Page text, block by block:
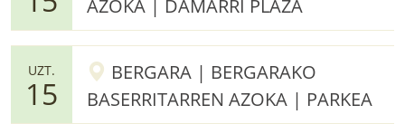
AZOKA | DAMARRI PLAZA
UZT.
15
BERGARA | BERGARAKO
BASERRITARREN AZOKA | PARKEA